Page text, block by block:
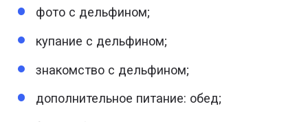
фото с дельфином;
купание с дельфином;
знакомство с дельфином;
дополнительное питание: обед;